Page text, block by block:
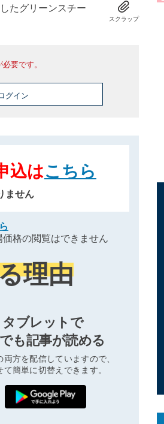
たグリーンスチー
スクラップ
要です。
グイン
込はこちら
ません
格の閲覧はできません
理由
ブレットで
も記事が読める
方を配信していますので、
簡単に切替えできます。